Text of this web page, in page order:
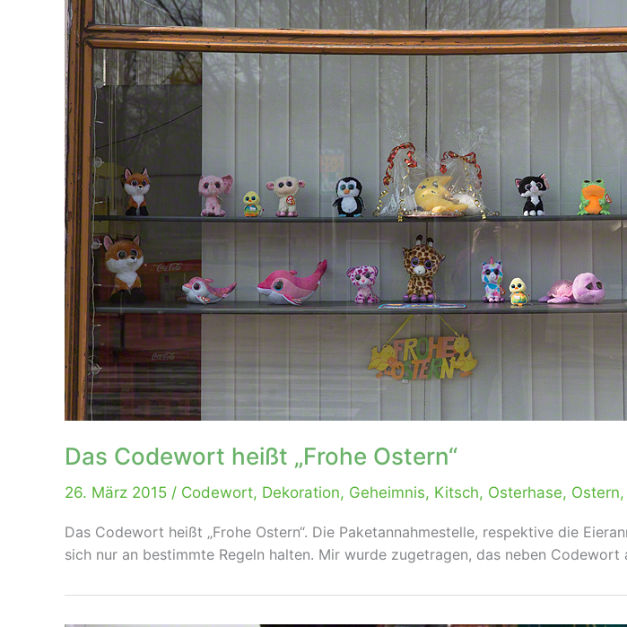
Das Codewort heißt „Frohe Ostern“
26. März 2015 / Codewort, Dekoration, Geheimnis, Kitsch, Osterhase, Ostern,
Das Codewort heißt „Frohe Ostern“. Die Paketannahmestelle, respektive die
sich nur an bestimmte Regeln halten. Mir wurde zugetragen, das neben